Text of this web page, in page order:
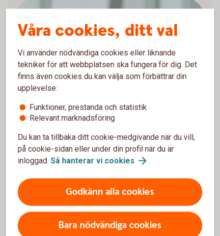
Arturo Arques
Privatekonom
Räkneexempel bolån
Ett lånebelopp på 1 000 000 kronor, till 3,89 %
återbetalningstid 50 år, effektiv ränta: 3,96 % (ej
Nyckelkund 3,96 %).
är 4 908 kronor, sista månadsbetalningen
Våra cookies, ditt val
Vi använder nödvändiga cookies eller liknande
tekniker för att webbplatsen ska fungera för dig. Det
finns även cookies du kan välja som förbättrar din
upplevelse:
Funktioner, prestanda och statistik
Relevant marknadsföring
Du kan ta tillbaka ditt cookie-medgivande när du vill,
på cookie-sidan eller under din profil när du är
inloggad. Så hanterar vi cookies .
Godkänn alla cookies
Bara nödvändiga cookies